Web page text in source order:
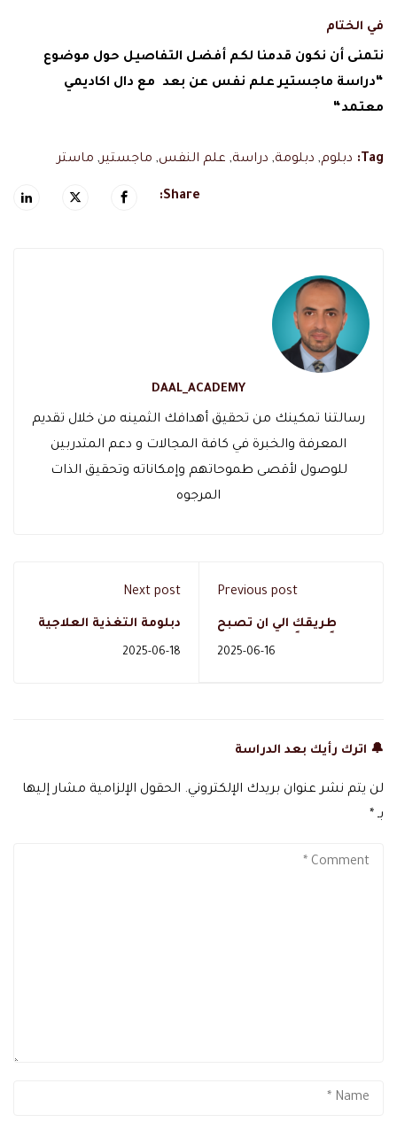
في الختام
نتمنى أن نكون قدمنا لكم أفضل التفاصيل حول موضوع
“دراسة ماجستير علم نفس عن بعد مع دال اكاديمي
معتمد“
Tag: دبلوم, دبلومة, دراسة, علم النفس, ماجستير, ماستر
Share:
DAAL_ACADEMY
رسالتنا تمكينك من تحقيق أهدافك الثمينه من خلال تقديم
المعرفة والخبرة في كافة المجالات و دعم المتدربين
للوصول لأقصى طموحاتهم وإمكاناته وتحقيق الذات
المرجوه
Previous post
طريقك الي ان تصبح
2025-06-16
Next post
دبلومة التغذية العلاجية
2025-06-18
🔔 اترك رأيك بعد الدراسة
لن يتم نشر عنوان بريدك الإلكتروني. الحقول الإلزامية مشار إليها
بـ *